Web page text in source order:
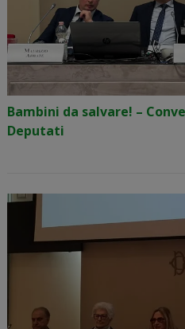
Bambini da salvare! –
Deputati